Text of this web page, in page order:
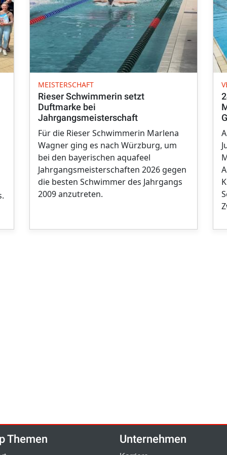
MEISTERSCHAFT
Rieser Schwimmerin setzt
Duftmarke bei
Jahrgangsmeisterschaft
Für die Rieser Schwimmerin Marlena
Wagner ging es nach Würzburg, um
bei den bayerischen aquafeel
Jahrgangsmeisterschaften 2026 gegen
die besten Schwimmer des Jahrgangs
2009 anzutreten.
Themen Unternehmen